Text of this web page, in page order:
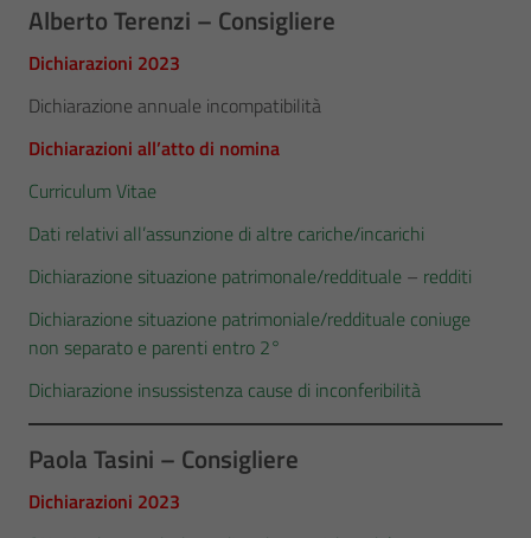
Alberto Terenzi – Consigliere
Dichiarazioni 2023
Dichiarazione annuale incompatibilità
Dichiarazioni all’atto di nomina
Curriculum Vitae
Dati relativi all’assunzione di altre cariche/incarichi
Dichiarazione situazione patrimonale/reddituale – redditi
Dichiarazione situazione patrimoniale/reddituale coniuge
non separato e parenti entro 2°
Dichiarazione insussistenza cause di inconferibilità
Paola Tasini – Consigliere
Dichiarazioni 2023